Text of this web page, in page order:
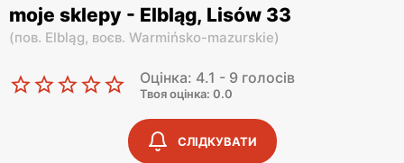
moje sklepy - Elbląg, Lisów 33
(пов. Elbląg, воєв. Warmińsko-mazurskie)
Оцінка: 4.1 - 9 голосів
Твоя оцінка: 0.0
СЛІДКУВАТИ